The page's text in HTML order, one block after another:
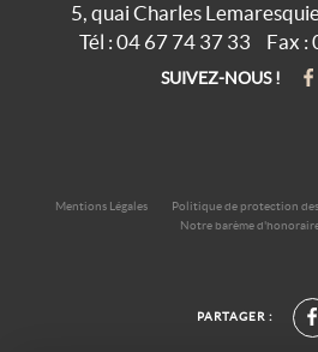
5, quai Charles
Tél : 04 67 74 37 33 Fax :
SUIVEZ-NOUS !
Mentions Légales Politique de protection
Notre barème
PARTAGER :